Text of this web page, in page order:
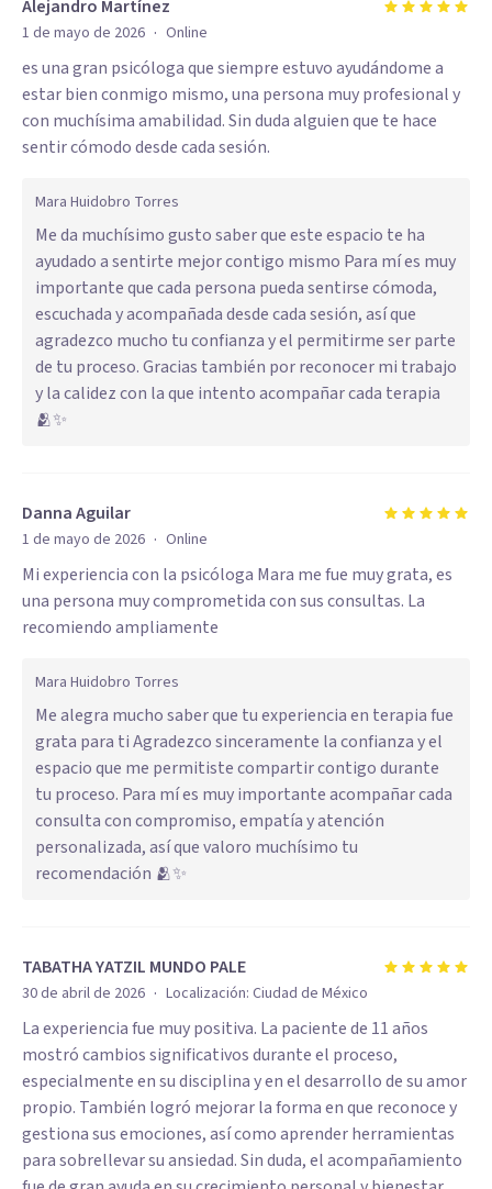
Alejandro Martínez
1 de mayo de 2026 · Online
es una gran psicóloga que siempre estuvo ayudándome a
estar bien conmigo mismo, una persona muy profesional y
con muchísima amabilidad. Sin duda alguien que te hace
sentir cómodo desde cada sesión.
Mara Huidobro Torres
Me da muchísimo gusto saber que este espacio te ha
ayudado a sentirte mejor contigo mismo Para mí es muy
importante que cada persona pueda sentirse cómoda,
escuchada y acompañada desde cada sesión, así que
agradezco mucho tu confianza y el permitirme ser parte
de tu proceso. Gracias también por reconocer mi trabajo
y la calidez con la que intento acompañar cada terapia
🫂✨
Danna Aguilar
1 de mayo de 2026 · Online
Mi experiencia con la psicóloga Mara me fue muy grata, es
una persona muy comprometida con sus consultas. La
recomiendo ampliamente
Mara Huidobro Torres
Me alegra mucho saber que tu experiencia en terapia fue
grata para ti Agradezco sinceramente la confianza y el
espacio que me permitiste compartir contigo durante
tu proceso. Para mí es muy importante acompañar cada
consulta con compromiso, empatía y atención
personalizada, así que valoro muchísimo tu
recomendación 🫂✨
TABATHA YATZIL MUNDO PALE
30 de abril de 2026 · Localización: Ciudad de México
La experiencia fue muy positiva. La paciente de 11 años
mostró cambios significativos durante el proceso,
especialmente en su disciplina y en el desarrollo de su amor
propio. También logró mejorar la forma en que reconoce y
gestiona sus emociones, así como aprender herramientas
para sobrellevar su ansiedad. Sin duda, el acompañamiento